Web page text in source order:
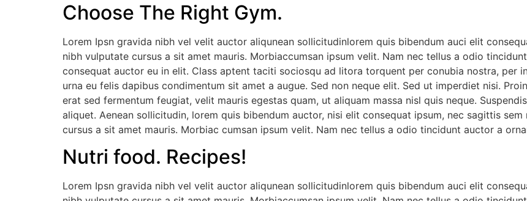
Choose The Right Gym.
Lorem Ipsn gravida nibh vel velit auctor aliqunean sollicitudinlorem quis bibendum auci elit
nibh vulputate cursus a sit amet mauris. Morbiaccumsan ipsum velit. Nam nec tellus a odio
consequat auctor eu in elit. Class aptent taciti sociosqu ad litora torquent per conubia nostra, per
urna eu felis dapibus condimentum sit amet a augue. Sed non neque elit. Sed ut imperdiet nisi.
erat sed fermentum feugiat, velit mauris egestas quam, ut aliquam massa nisl quis neque.
aliquet. Aenean sollicitudin, lorem quis bibendum auctor, nisi elit consequat ipsum, nec sagittis
cursus a sit amet mauris. Morbiac cumsan ipsum velit. Nam nec tellus a odio tincidunt auctor a
Nutri food. Recipes!
Lorem Ipsn gravida nibh vel velit auctor aliqunean sollicitudinlorem quis bibendum auci elit